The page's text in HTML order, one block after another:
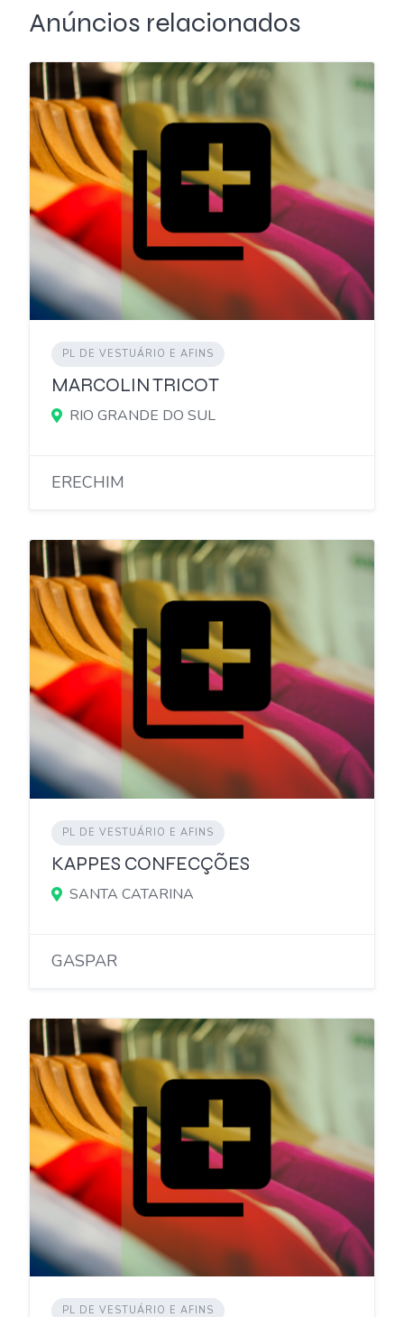
Anúncios relacionados
PL DE VESTUÁRIO E AFINS
MARCOLIN TRICOT
RIO GRANDE DO SUL
ERECHIM
PL DE VESTUÁRIO E AFINS
KAPPES CONFECÇÕES
SANTA CATARINA
GASPAR
PL DE VESTUÁRIO E AFINS